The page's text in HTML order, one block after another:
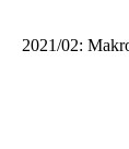
2021/02: